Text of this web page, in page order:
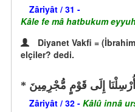
Zâriyât / 31 -
Kâle fe mâ hatbukum
Diyanet Vakfi =
elçiler? dedi.
أُرْسِلْنَا إِلَى قَوْمٍ مُّجْرِمِينَ
Zâriyât / 32 - Kâlû innâ